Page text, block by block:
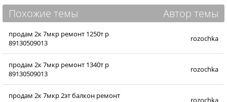
Похожие темы Автор темы
продам 2к 7мкр ремонт 1250т р
89130509013
rozochka
продам 2к 7мкр ремонт 1340т р
89130509013
rozochka
продам 2к 7мкр 2эт балкон ремонт